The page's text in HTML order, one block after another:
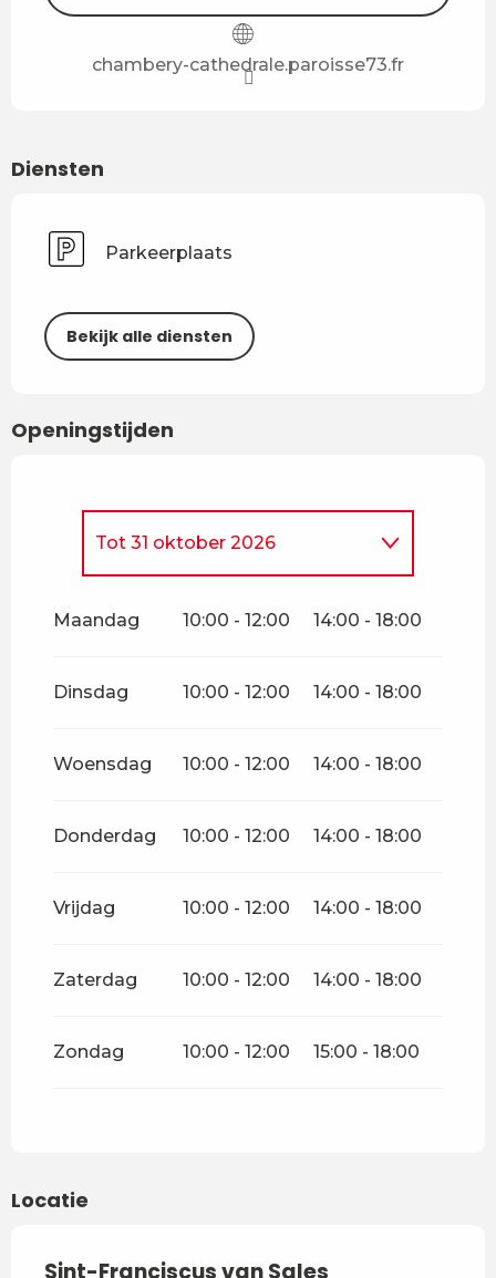
chambery-cathedrale.paroisse73.fr
Diensten
Parkeerplaats
Bekijk alle diensten
Openingstijden
april 2026
Tot 31 oktober 2026
Maandag 10:00 - 12:00 14:00 - 18:00
Dinsdag 10:00 - 12:00 14:00 - 18:00
Woensdag 10:00 - 12:00 14:00 - 18:00
Donderdag 10:00 - 12:00 14:00 - 18:00
Vrijdag 10:00 - 12:00 14:00 - 18:00
Zaterdag 10:00 - 12:00 14:00 - 18:00
Zondag 10:00 - 12:00 15:00 - 18:00
Locatie